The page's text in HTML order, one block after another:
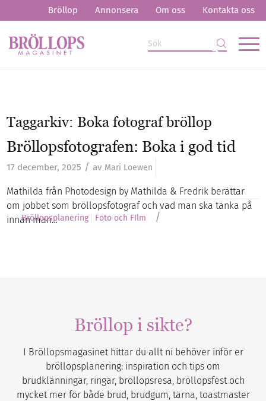
Bröllop Annonsera Om oss Kontakta oss
Taggarkiv: Boka fotograf bröllop
Bröllopsfotografen: Boka i god tid
17 december, 2025 / av Mari Loewen
Mathilda från Photodesign by Mathilda & Fredrik berättar
om jobbet som bröllopsfotograf och vad man ska tänka på
innan man…
Bröllopsplanering Foto och FIlm /
Bröllop i sikte?
I Bröllopsmagasinet hittar du allt ni behöver inför er
bröllopsplanering: inspiration och tips om
brudklänningar, ringar, bröllopsresa, bröllopsfest och
mycket mer för både brud, brudgum, tärna, toastmaster